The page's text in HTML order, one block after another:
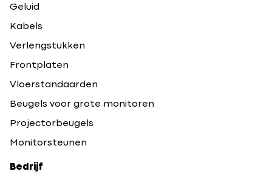
Geluid
Kabels
Verlengstukken
Frontplaten
Vloerstandaarden
Beugels voor grote monitoren
Projectorbeugels
Monitorsteunen
Bedrijf